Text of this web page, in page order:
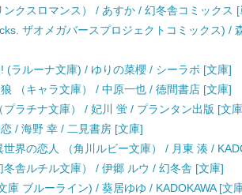
クスロマンス） / あすか / 幻冬舎コミックス [
ザオメガバースプロジェクトコミックス) /
(ラルーナ文庫) / ゆりの菜櫻 / シーラボ [文庫]
（キャラ文庫） / 中原一也 / 徳間書店 [文庫]
ラチナ文庫） / 妃川 蛍 / プランタン出版 [文
/ 海野 幸 / 二見書房 [文庫]
界の恋人 （角川ルビー文庫） / 月東 湊 /
舎ルチル文庫） / 伊郷 ルウ / 幻冬舎 [文庫]
庫 ブルーライン) / 葵居ゆゆ / KADOKAWA [文